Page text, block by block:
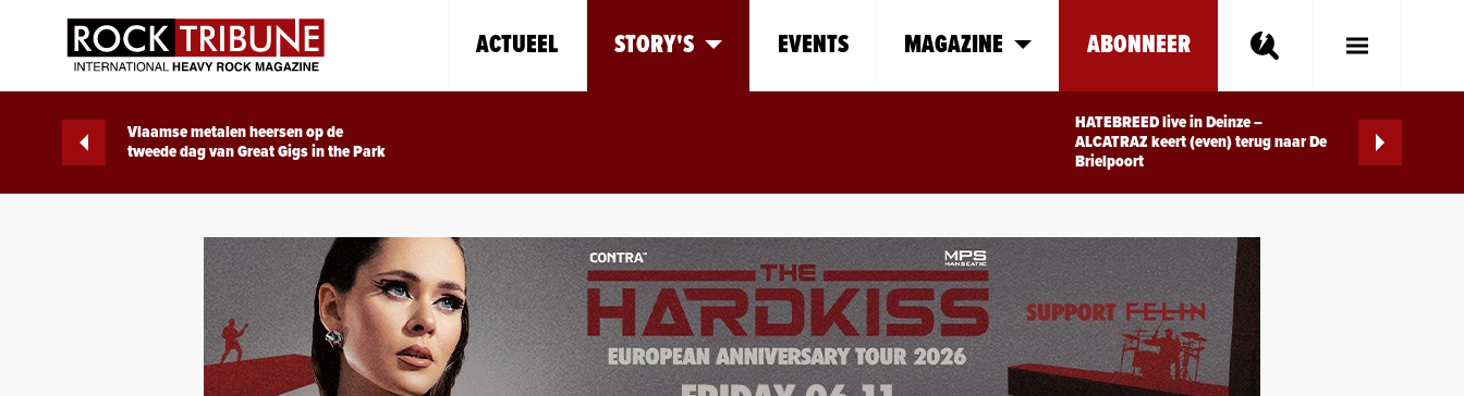
ACTUEEL STORY'S EVENTS MAGAZINE ABONNEER
Toggle
Vlaamse metalen heersen op de
tweede dag van Great Gigs in the Park
HATEBREED live in Deinze –
ALCATRAZ keert (even) terug naar De
Brielpoort